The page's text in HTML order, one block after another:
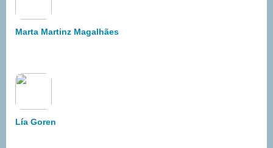
Marta Martinz Magalhães
Lía Goren